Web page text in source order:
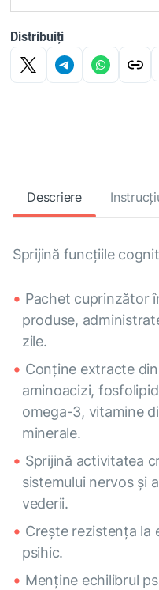
Distribuiți
Descriere
Sprijină funcțiile
Pachet cuprinzător
produse,
zile.
Conține extracte
aminoacizi,
omega-3, vitamine
minerale.
Sprijină activitatea
sistemului nervos și
vederii.
Crește rezistența la
psihic.
Menține echilibrul